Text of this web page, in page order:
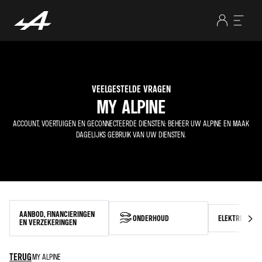
VEELGESTELDE VRAGEN
MY ALPINE
ACCOUNT, VOERTUIGEN EN GECONNECTEERDE DIENSTEN: BEHEER UW ALPINE EN MAAK
DAGELIJKS GEBRUIK VAN UW DIENSTEN.
TERUGMY ALPINE
AANBOD, FINANCIERINGEN
EN VERZEKERINGEN
ONDERHOUD ELEKTRISCHE